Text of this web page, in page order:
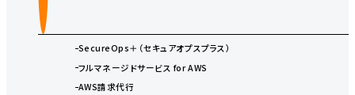
SecureOps＋（セキュアオプスプラス）
フルマネージドサービス for AWS
AWS請求代行